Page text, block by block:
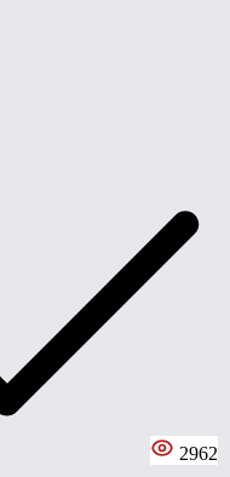
2962